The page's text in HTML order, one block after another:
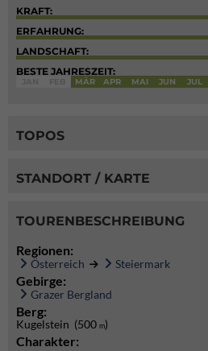
KRAFT:
ERFAHRUNG:
LANDSCHAFT:
BESTE JAHRESZEIT:
MÄR APR MAI JUN JUL
TOPOS
STANDORT / KARTE
TOURENBESCHREIBUNG
Regionen:
Österreich Steiermark
Gebirge:
Grazer Bergland
Berg:
Kugelstein (500 m)
Charakter: